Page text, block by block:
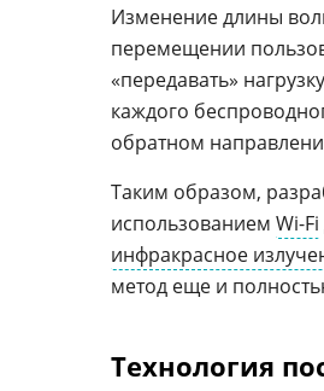
Изменение длины
перемещении
«передавать»
каждого
обратном
Таким образом,
использованием Wi-Fi
инфракрасное
метод еще и
Технология